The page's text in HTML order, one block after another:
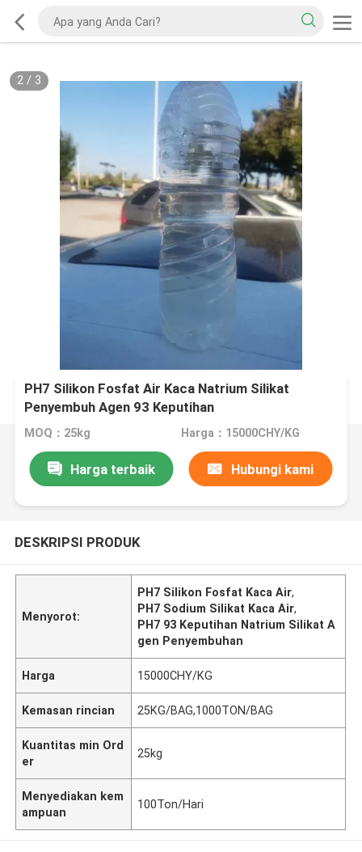
2/ 3
PH7 Silikon Fosfat Air Kaca Natrium Silikat
Penyembuh Agen 93 Keputihan
MOQ：25kg Harga：15000CHY/KG
Harga terbaik Hubungi kami
DESKRIPSI PRODUK
Menyorot:
PH7 Silikon Fosfat Kaca Air,
PH7 Sodium Silikat Kaca Air,
PH7 93 Keputihan Natrium Silikat A
gen Penyembuhan
Harga 15000CHY/KG
Kemasan rincian 25KG/BAG,1000TON/BAG
Kuantitas min Ord
er
25kg
Menyediakan kem
ampuan
100Ton/Hari